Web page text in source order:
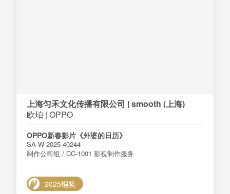
上海匀禾文化传播有限公司 | smooth (上海)
欧珀 | OPPO
OPPO新春影片《外婆的日历》
SA-W-2025-40244
制作公司组 / CC-1001 影视制作服务
2025铜奖